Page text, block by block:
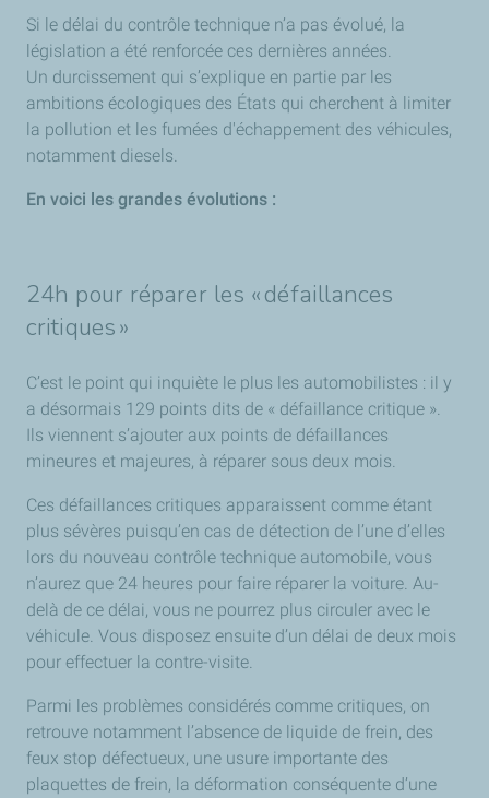
Si le délai du contrôle technique n’a pas évolué, la
législation a été renforcée ces dernières années.
Un durcissement qui s’explique en partie par les
ambitions écologiques des États qui cherchent à limiter
la pollution et les fumées d'échappement des véhicules,
notamment diesels.
En voici les grandes évolutions :
24h pour réparer les « défaillances
critiques »
C’est le point qui inquiète le plus les automobilistes : il y
a désormais 129 points dits de « défaillance critique ».
Ils viennent s’ajouter aux points de défaillances
mineures et majeures, à réparer sous deux mois.
Ces défaillances critiques apparaissent comme étant
plus sévères puisqu’en cas de détection de l’une d’elles
lors du nouveau contrôle technique automobile, vous
n’aurez que 24 heures pour faire réparer la voiture. Au-
delà de ce délai, vous ne pourrez plus circuler avec le
véhicule. Vous disposez ensuite d’un délai de deux mois
pour effectuer la contre-visite.
Parmi les problèmes considérés comme critiques, on
retrouve notamment l’absence de liquide de frein, des
feux stop défectueux, une usure importante des
plaquettes de frein, la déformation conséquente d’une